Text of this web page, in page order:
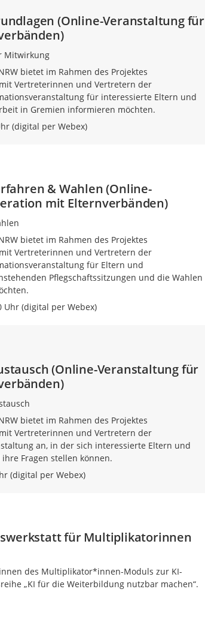
(Online-Veranstaltung für
Mitwirkung
bietet im Rahmen des Projektes
Vertreterinnen und Vertretern der
für interessierte Eltern und
in Gremien informieren möchten.
(digital per Webex)
& Wahlen (Online-
mit Elternverbänden)
bietet im Rahmen des Projektes
Vertreterinnen und Vertretern der
für Eltern und
Pflegschaftssitzungen und die Wahlen
Uhr (digital per Webex)
(Online-Veranstaltung für
bietet im Rahmen des Projektes
Vertreterinnen und Vertretern der
an, in der sich interessierte Eltern und
Fragen stellen können.
(digital per Webex)
für Multiplikatorinnen
des Multiplikator*innen-Moduls zur KI-
„KI für die Weiterbildung nutzbar machen“.